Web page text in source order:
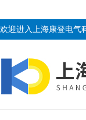
欢迎进入上海康登电气